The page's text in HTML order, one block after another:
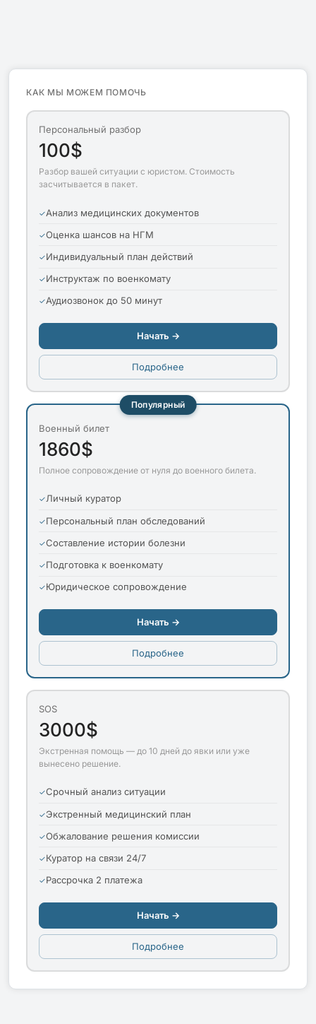
КАК МЫ МОЖЕМ ПОМОЧЬ
Персональный разбор
100$
Разбор вашей ситуации с юристом. Стоимость
засчитывается в пакет.
Анализ медицинских документов
Оценка шансов на НГМ
Индивидуальный план действий
Инструктаж по военкомату
Аудиозвонок до 50 минут
Начать →
Подробнее
Популярный
Военный билет
1860$
Полное сопровождение от нуля до военного билета.
Личный куратор
Персональный план обследований
Составление истории болезни
Подготовка к военкомату
Юридическое сопровождение
Начать →
Подробнее
SOS
3000$
Экстренная помощь — до 10 дней до явки или уже
вынесено решение.
Срочный анализ ситуации
Экстренный медицинский план
Обжалование решения комиссии
Куратор на связи 24/7
Рассрочка 2 платежа
Начать →
Подробнее